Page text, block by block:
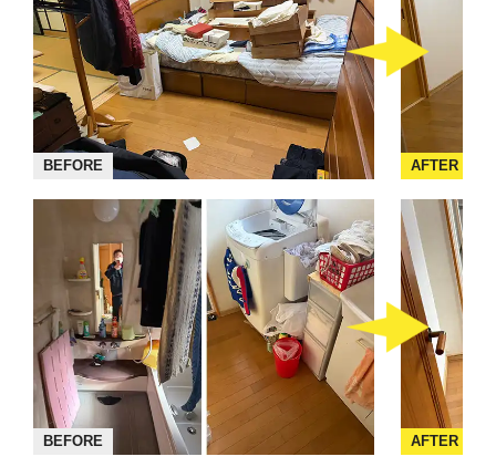
BEFORE AFTER
BEFORE AFTER